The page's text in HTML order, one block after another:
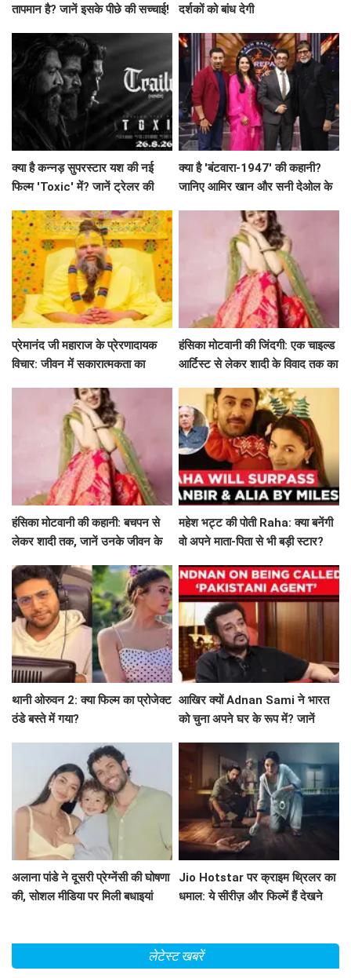
तापमान है? जानें इसके पीछे की सच्चाई! दर्शकों को बांध देगी
क्या है कन्नड़ सुपरस्टार यश की नई
फिल्म 'Toxic' में? जानें ट्रेलर की
क्या है 'बंटवारा-1947' की कहानी?
जानिए आमिर खान और सनी देओल के
प्रेमानंद जी महाराज के प्रेरणादायक
विचार: जीवन में सकारात्मकता का
हंसिका मोटवानी की जिंदगी: एक चाइल्ड
आर्टिस्ट से लेकर शादी के विवाद तक का
हंसिका मोटवानी की कहानी: बचपन से
लेकर शादी तक, जानें उनके जीवन के
महेश भट्ट की पोती Raha: क्या बनेंगी
वो अपने माता-पिता से भी बड़ी स्टार?
थानी ओरुवन 2: क्या फिल्म का प्रोजेक्ट
ठंडे बस्ते में गया?
आखिर क्यों Adnan Sami ने भारत
को चुना अपने घर के रूप में? जानें
अलाना पांडे ने दूसरी प्रेग्नेंसी की घोषणा
की, सोशल मीडिया पर मिली बधाइयां
Jio Hotstar पर क्राइम थ्रिलर का
धमाल: ये सीरीज़ और फिल्में हैं देखने
लेटेस्ट खबरें